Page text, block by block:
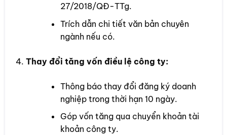
27/2018/QĐ-TTg.
Trích dẫn chi tiết văn bản chuyên
ngành nếu có.
Thay đổi tăng vốn điều lệ công ty:
Thông báo thay đổi đăng ký doanh
nghiệp trong thời hạn 10 ngày.
Góp vốn tăng qua chuyển khoản tài
khoản công ty.